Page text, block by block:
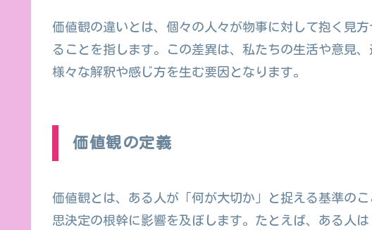
価値観の違いとは、個々の人々が物事に対して抱く見
ることを指します。この差異は、私たちの生活や意見
様々な解釈や感じ方を生む要因となります。
価値観の定義
価値観とは、ある人が「何が大切か」と捉える基準の
思決定の根幹に影響を及ぼします。たとえば、ある人